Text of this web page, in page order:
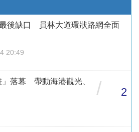
後缺口 員林大道環狀路網全面
20:49
落幕 帶動海港觀光、
/ 2